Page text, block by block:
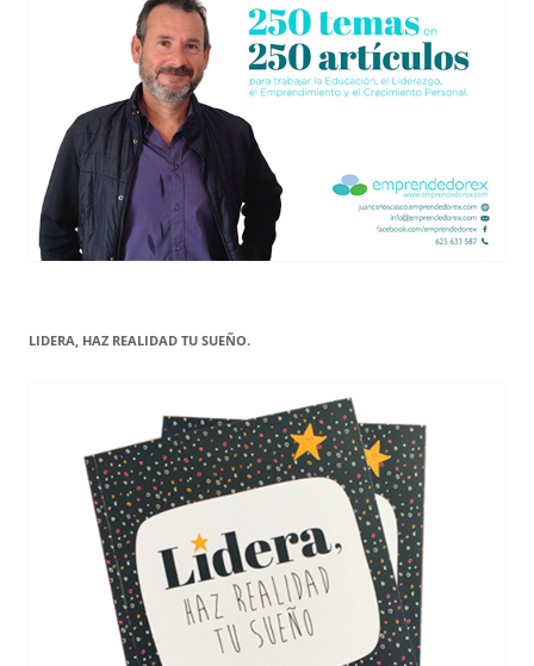
LIDERA, HAZ REALIDAD TU SUEÑO.